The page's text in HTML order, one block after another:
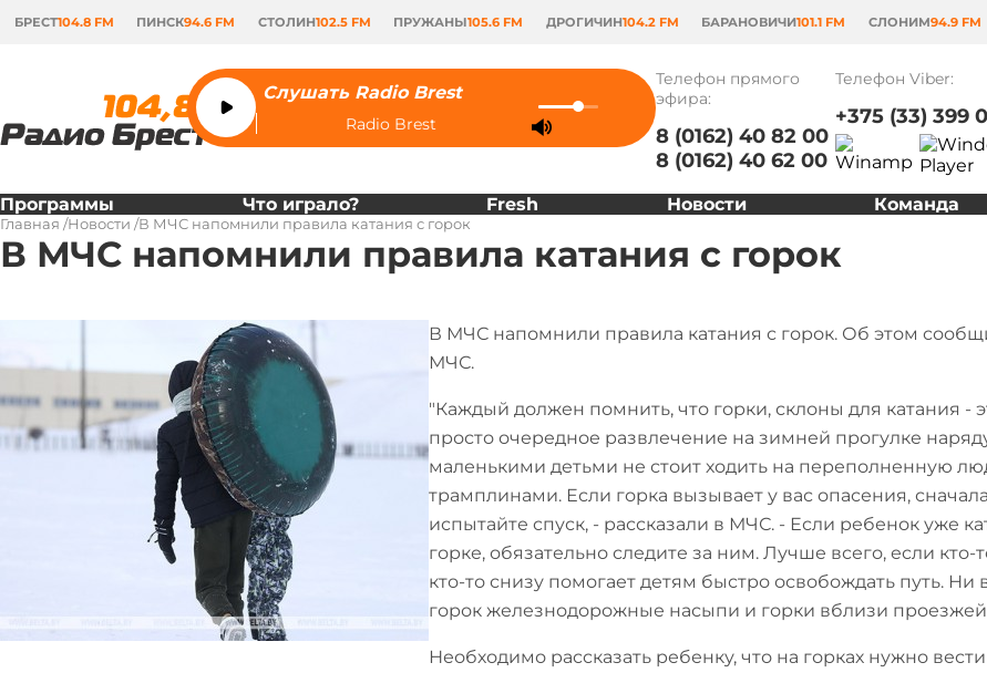
БРЕСТ104.8 FM ПИНСК94.6 FM СТОЛИН102.5 FM ПРУЖАНЫ105.6 FM ДРОГИЧИН104.2 FM БАРАНОВИЧИ101.1 FM СЛОНИМ94.9 FM
Слушать Radio Brest
Radio Brest
Телефон прямого
эфира:
8 (0162) 40 82 00
8 (0162) 40 62 00
Телефон Viber:
+375 (33) 399
Программы Что играло? Fresh Новости Команда
Главная Новости В МЧС напомнили правила катания с горок
В МЧС напомнили правила катания с горок
В МЧС напомнили правила катания с горок. Об этом
МЧС.
"Каждый должен помнить, что горки, склоны для катания -
просто очередное развлечение на зимней прогулке
маленькими детьми не стоит ходить на переполненную
трамплинами. Если горка вызывает у вас опасения,
испытайте спуск, - рассказали в МЧС. - Если ребенок уже
горке, обязательно следите за ним. Лучше всего, если кто-
кто-то снизу помогает детям быстро освобождать путь. Ни
горок железнодорожные насыпи и горки вблизи проезжей
Необходимо рассказать ребенку, что на горках нужно